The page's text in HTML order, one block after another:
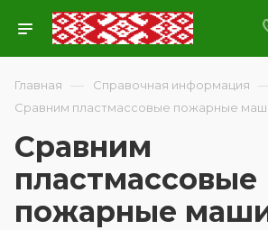
Главная — Справочная информация
Сравним пластмассовые пожарные
Сравним
пластмассовые
пожарные